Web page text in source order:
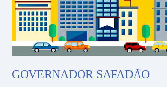
GOVERNADOR SAFADÃO